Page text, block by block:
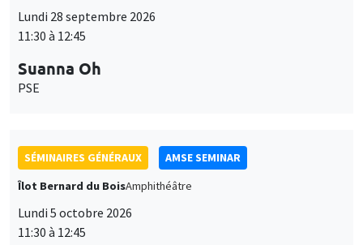
Lundi 28 septembre 2026
11:30 à 12:45
Suanna Oh
PSE
SÉMINAIRES GÉNÉRAUX
AMSE SEMINAR
Îlot Bernard du BoisAmphithéâtre
Lundi 5 octobre 2026
11:30 à 12:45